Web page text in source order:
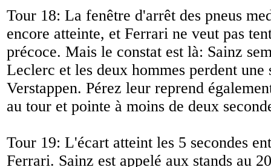
Tour 18: La fenêtre d'arrêt des pneus
encore atteinte, et Ferrari ne veut pas
précoce. Mais le constat est là: Sainz
Leclerc et les deux hommes perdent une
Verstappen. Pérez leur reprend
au tour et pointe à moins de deux
Tour 19: L'écart atteint les 5 secondes
Ferrari. Sainz est appelé aux stands au